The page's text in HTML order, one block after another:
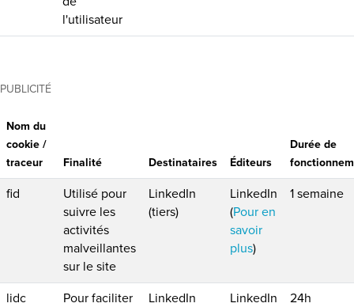
l'utilisateur
PUBLICITÉ
Nom du
cookie /
traceur
Finalité Destinataires Éditeurs
Durée de
fid
Utilisé pour
suivre les
activités
malveillantes
sur le site
LinkedIn
(tiers)
LinkedIn
(Pour en
savoir
plus)
1 semaine
lidc
Pour faciliter
LinkedIn
LinkedIn
24h